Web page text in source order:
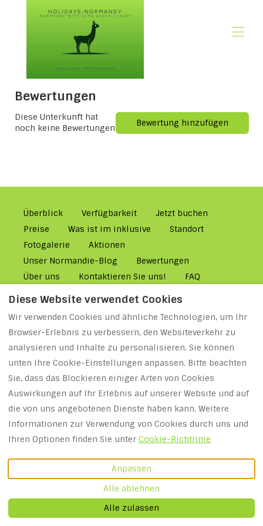
🚨 Jetzt buchen
💶 Preise
👋 Über uns
✉ Kontaktieren Sie uns!
Bewertungen
Diese Unterkunft hat
noch keine Bewertungen
Bewertung hinzufügen
Überblick Verfügbarkeit
Jetzt buchen
Preise
Was ist im inklusive
Standort
Fotogalerie
Aktionen
Unser Normandie-Blog
Bewertungen
Über uns
Kontaktieren Sie uns!
FAQ
Mietbedingungen
Haftungsausschluss
Deutsch EUR
Frankreich .
E-Mail
info@holidays-
normandy.com
© 2026 Holidays-
Normandy Alle Rechte
vorbehalten- Powered
by Lodgify
Diese Website verwendet Cookies
Wir verwenden Cookies und ähnliche Technologien, um Ihr
Browser-Erlebnis zu verbessern, den Websiteverkehr zu
analysieren und Inhalte zu personalisieren. Sie können
unten Ihre Cookie-Einstellungen anpassen. Bitte beachten
Sie, dass das Blockieren einiger Arten von Cookies
Auswirkungen auf Ihr Erlebnis auf unserer Website und auf
die von uns angebotenen Dienste haben kann. Weitere
Informationen zur Verwendung von Cookies durch uns und
Ihren Optionen finden Sie unter Cookie-Richtlinie
Anpassen
Alle ablehnen
Alle zulassen